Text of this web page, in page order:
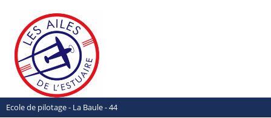
Ecole de pilotage - La Baule - 44